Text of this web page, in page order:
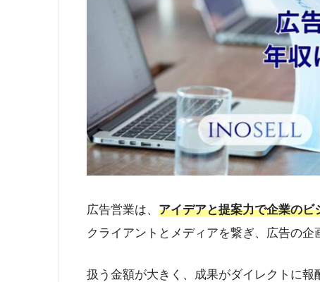
広告営業は、 アイデアと提案力で企業のビ
クライアントとメディアを繋ぎ、広告の企
扱う金額が大きく、成果がダイレクトに